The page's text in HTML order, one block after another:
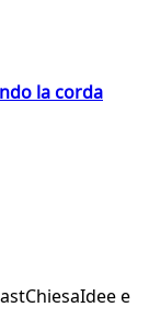
la corda
ChiesaIdee e